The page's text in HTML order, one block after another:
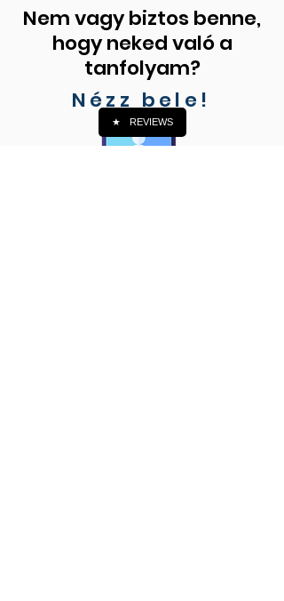
Nem vagy biztos benne,
hogy neked való a
tanfolyam?
Nézz bele!
★ REVIEWS